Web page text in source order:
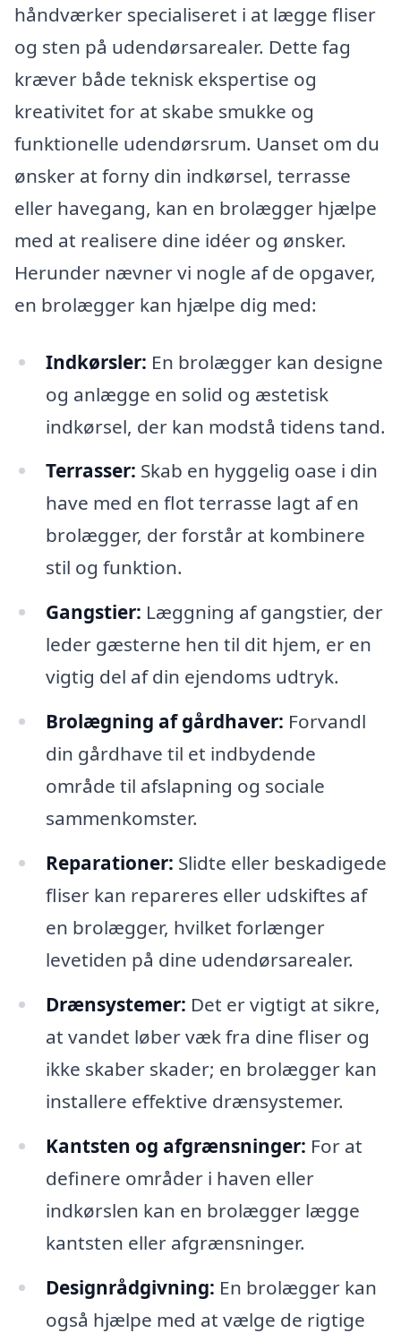
håndværker specialiseret i at lægge fliser
og sten på udendørsarealer. Dette fag
kræver både teknisk ekspertise og
kreativitet for at skabe smukke og
funktionelle udendørsrum. Uanset om du
ønsker at forny din indkørsel, terrasse
eller havegang, kan en brolægger hjælpe
med at realisere dine idéer og ønsker.
Herunder nævner vi nogle af de opgaver,
en brolægger kan hjælpe dig med:
Indkørsler: En brolægger kan designe
og anlægge en solid og æstetisk
indkørsel, der kan modstå tidens tand.
Terrasser: Skab en hyggelig oase i din
have med en flot terrasse lagt af en
brolægger, der forstår at kombinere
stil og funktion.
Gangstier: Læggning af gangstier, der
leder gæsterne hen til dit hjem, er en
vigtig del af din ejendoms udtryk.
Brolægning af gårdhaver: Forvandl
din gårdhave til et indbydende
område til afslapning og sociale
sammenkomster.
Reparationer: Slidte eller beskadigede
fliser kan repareres eller udskiftes af
en brolægger, hvilket forlænger
levetiden på dine udendørsarealer.
Drænsystemer: Det er vigtigt at sikre,
at vandet løber væk fra dine fliser og
ikke skaber skader; en brolægger kan
installere effektive drænsystemer.
Kantsten og afgrænsninger: For at
definere områder i haven eller
indkørslen kan en brolægger lægge
kantsten eller afgrænsninger.
Designrådgivning: En brolægger kan
også hjælpe med at vælge de rigtige